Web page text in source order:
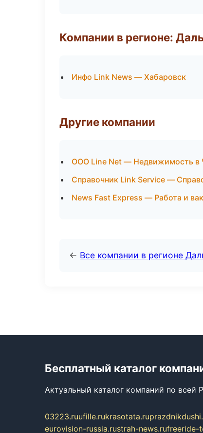
Компании в регионе:
Инфо Link News — Хабаровск
Другие компании
ООО Line Net — Недвижимость в
Справочник Link Service —
News Fast Express — Работа и
← Все компании в регионе
Бесплатный каталог
Актуальный каталог компаний по всей
03223.ruufille.rukrasotata.ru
eurovision-russia.rustrah-news.rufreeride-